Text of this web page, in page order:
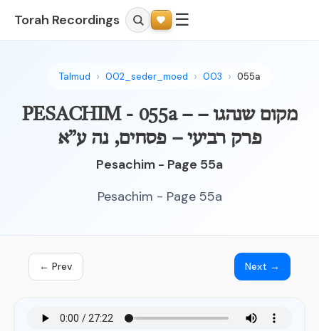
Torah Recordings ☰
Talmud 002_seder_moed 003 055a
PESACHIM - 055a – מקום שנהגו –
פרק רביעי – פסחים, נה ע”א
Pesachim - Page 55a
Pesachim - Page 55a
← Prev Next →